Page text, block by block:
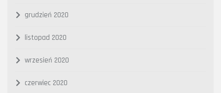
grudzień 2020
listopad 2020
wrzesień 2020
czerwiec 2020